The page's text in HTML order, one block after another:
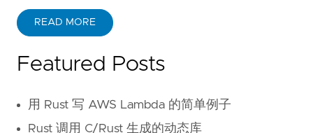
READ MORE
Featured Posts
用 Rust 写 AWS Lambda 的简单例子
Rust 调用 C/Rust 生成的动态库